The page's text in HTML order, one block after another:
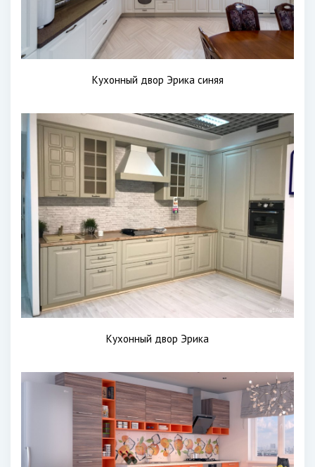
Кухонный двор Эрика синяя
Кухонный двор Эрика